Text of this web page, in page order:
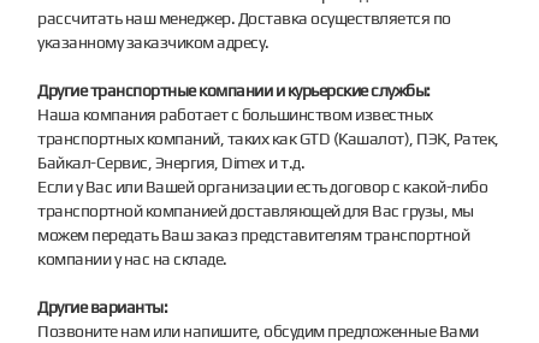
рассчитать наш менеджер. Доставка осуществляется по
указанному заказчиком адресу.
Другие транспортные компании и курьерские службы:
Наша компания работает с большинством известных
транспортных компаний, таких как GTD (Кашалот), ПЭК, Ратек,
Байкал-Сервис, Энергия, Dimex и т.д.
Если у Вас или Вашей организации есть договор с какой-либо
транспортной компанией доставляющей для Вас грузы, мы
можем передать Ваш заказ представителям транспортной
компании у нас на складе.
Другие варианты:
Позвоните нам или напишите, обсудим предложенные Вами